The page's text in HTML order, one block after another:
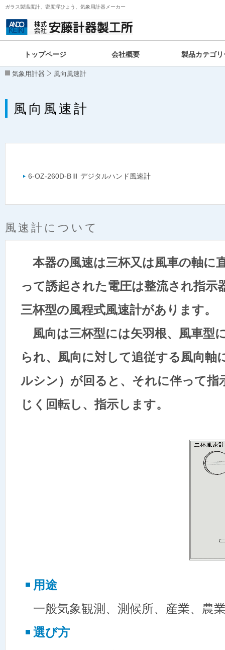
ガラス製温度計、密度浮ひょう、気象用計器メーカー
トップページ 会社概要 製品カテゴリ
気象用計器 風向風速計
風向風速計
6-OZ-260D-B デジタルハンド風速計
風速計について
本器の風速は三杯又は風車の軸に
って誘起された電圧は整流され指示
三杯型の風程式風速計があります
風向は三杯型には矢羽根、風車型
られ、風向に対して追従する風向軸
ルシン）が回ると、それに伴って指
じく回転し、指示します。
用途
一般気象観測、測候所、産業、農
選び方